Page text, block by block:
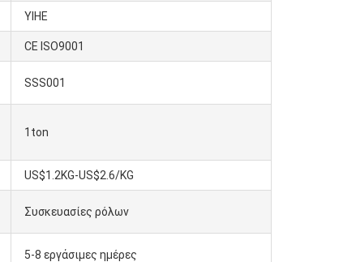
YIHE
CE ISO9001
SSS001
1ton
US$1.2KG-US$2.6/KG
Συσκευασίες ρόλων
5-8 εργάσιμες ημέρες